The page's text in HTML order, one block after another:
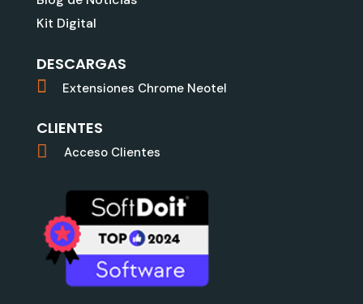
Kit Digital
DESCARGAS
Extensiones Chrome Neotel
CLIENTES
Acceso Clientes